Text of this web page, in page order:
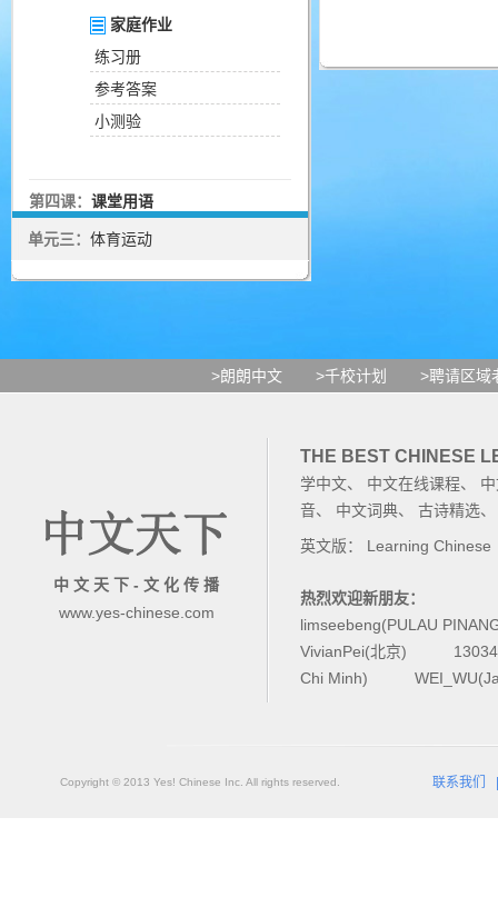
家庭作业
练习册
参考答案
小测验
第四课： 课堂用语
单元三： 体育运动
>朗朗中文 >千校计划 >聘请区域
中 文 天 下 - 文 化 传 播
www.yes-chinese.com
THE BEST CHINESE
学中文、 中文在线课程、
音、 中文词典、 古诗精选
英文版： Learning Chinese
热烈欢迎新朋友：
limseebeng(PULAU
VivianPei(北京)
Chi Minh)
Copyright © 2013 Yes! Chinese Inc. All rights reserved. 联系我们